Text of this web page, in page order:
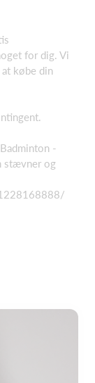
for dig. Vi
købe din
-
stævner og